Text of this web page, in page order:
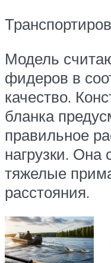
Модель
фидеров в
качество.
бланка
правильное
нагрузки. Она
тяжелые
расстояния.